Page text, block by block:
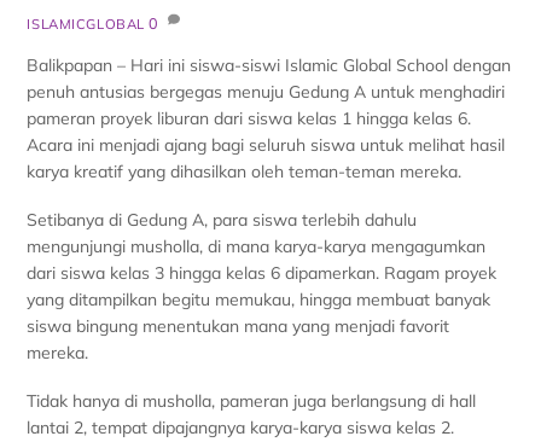
ISLAMICGLOBAL 0
Balikpapan – Hari ini siswa-siswi Islamic Global School dengan
penuh antusias bergegas menuju Gedung A untuk menghadiri
pameran proyek liburan dari siswa kelas 1 hingga kelas 6.
Acara ini menjadi ajang bagi seluruh siswa untuk melihat hasil
karya kreatif yang dihasilkan oleh teman-teman mereka.
Setibanya di Gedung A, para siswa terlebih dahulu
mengunjungi musholla, di mana karya-karya mengagumkan
dari siswa kelas 3 hingga kelas 6 dipamerkan. Ragam proyek
yang ditampilkan begitu memukau, hingga membuat banyak
siswa bingung menentukan mana yang menjadi favorit
mereka.
Tidak hanya di musholla, pameran juga berlangsung di hall
lantai 2, tempat dipajangnya karya-karya siswa kelas 2.